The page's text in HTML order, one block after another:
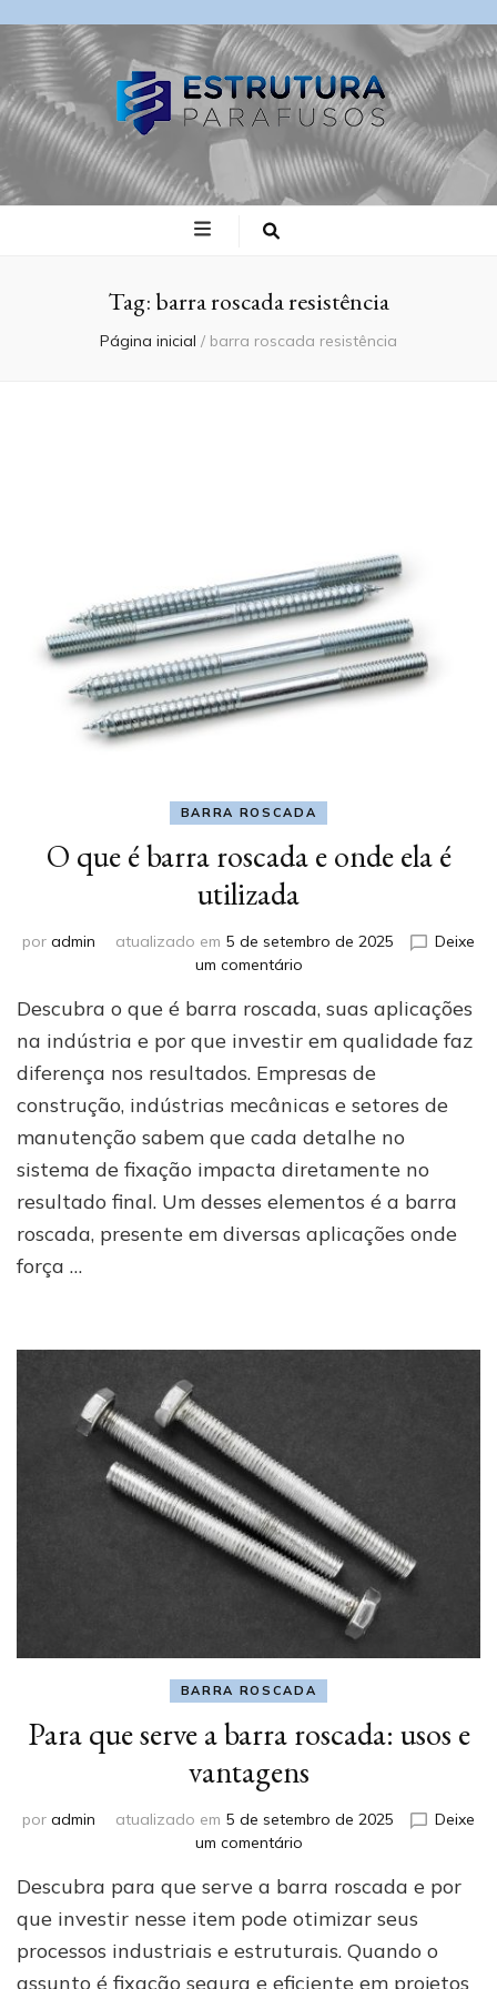
Blog Estrutura
Parafusos
Tag:barra roscada resistência
Página inicial / barra roscada resistência
BARRA ROSCADA
O que é barra roscada e onde ela é
utilizada
por admin atualizado em 5 de setembro de 2025
Deixe
um comentárioem
que
é
roscada
e
onde
ela
é
utilizada
Descubra o que é barra roscada, suas aplicações
na indústria e por que investir em qualidade faz
diferença nos resultados. Empresas de
construção, indústrias mecânicas e setores de
manutenção sabem que cada detalhe no
sistema de fixação impacta diretamente no
resultado final. Um desses elementos é a barra
roscada, presente em diversas aplicações onde
força …
BARRA ROSCADA
Para que serve a barra roscada: usos e
vantagens
por admin atualizado em 5 de setembro de 2025
Deixe
um comentárioem
que
serve
barra
roscada:
Descubra para que serve a barra roscada e por
que investir nesse item pode otimizar seus
processos industriais e estruturais. Quando o
assunto é fixação segura e eficiente em projetos